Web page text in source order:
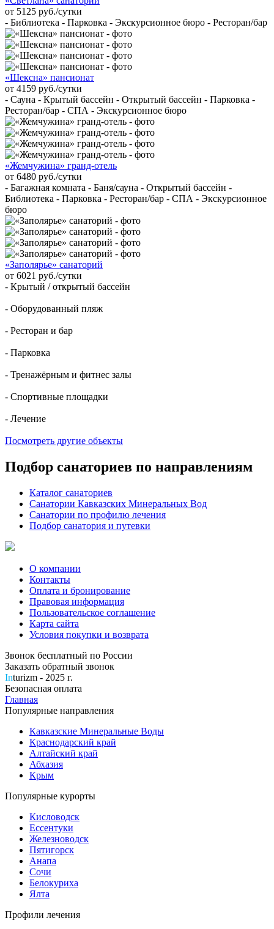
от 5125 руб./сутки
- Библиотека - Парковка - Экскурсионное бюро - Ресторан/бар
«Шексна» пансионат
от 4159 руб./сутки
- Сауна - Крытый бассейн - Открытый бассейн - Парковка -
Ресторан/бар - СПА - Экскурсионное бюро
«Жемчужина» гранд-отель
от 6480 руб./сутки
- Багажная комната - Баня/сауна - Открытый бассейн -
Библиотека - Парковка - Ресторан/бар - СПА - Экскурсионное
бюро
«Заполярье» санаторий
от 6021 руб./сутки
- Крытый / открытый бассейн
- Оборудованный пляж
- Ресторан и бар
- Парковка
- Тренажёрным и фитнес залы
- Спортивные площадки
- Лечение
Посмотреть другие объекты
Подбор санаториев по направлениям
Каталог санаториев
Санатории Кавказских Минеральных Вод
Санатории по профилю лечения
Подбор санатория и путевки
О компании
Контакты
Оплата и бронирование
Правовая информация
Пользовательское соглашение
Карта сайта
Условия покупки и возврата
Звонок бесплатный по России
Заказать обратный звонок
Inturizm - 2025 г.
Безопасная оплата
Главная
Популярные направления
Кавказские Минеральные Воды
Краснодарский край
Алтайский край
Абхазия
Крым
Популярные курорты
Кисловодск
Ессентуки
Железноводск
Пятигорск
Анапа
Сочи
Белокуриха
Ялта
Профили лечения